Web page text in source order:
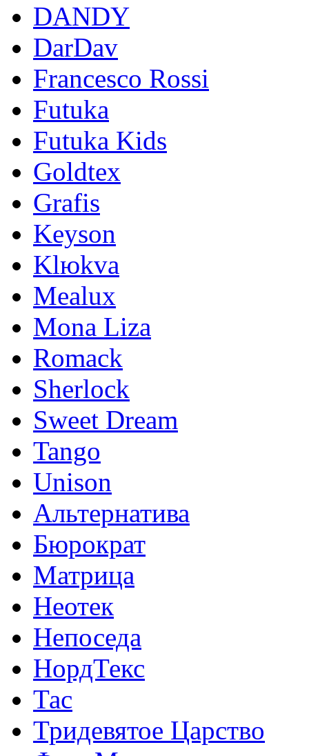
DANDY
DarDav
Francesco Rossi
Futuka
Futuka Kids
Goldtex
Grafis
Keyson
Klюkva
Mealux
Mona Liza
Romack
Sherlock
Sweet Dream
Tango
Unison
Альтернатива
Бюрократ
Матрица
Неотек
Непоседа
НордТекс
Тас
Тридевятое Царство